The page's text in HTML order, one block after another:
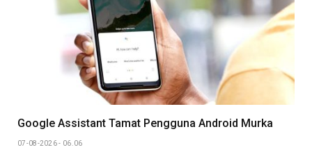
Google Assistant Tamat Pengguna Android Murka
07-08-2026 - 06.06